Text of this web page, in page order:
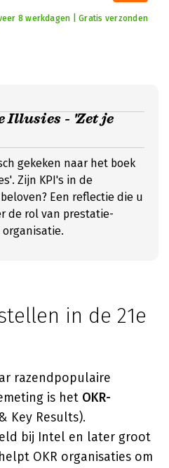
8 werkdagen | Gratis verzonden
Illusies - 'Zet je
gekeken naar het boek
Zijn KPI's in de
Een reflectie die u
de rol van prestatie-
in de 21e
razendpopulaire
is het OKR-
Key Results).
bij Intel en later groot
OKR organisaties om